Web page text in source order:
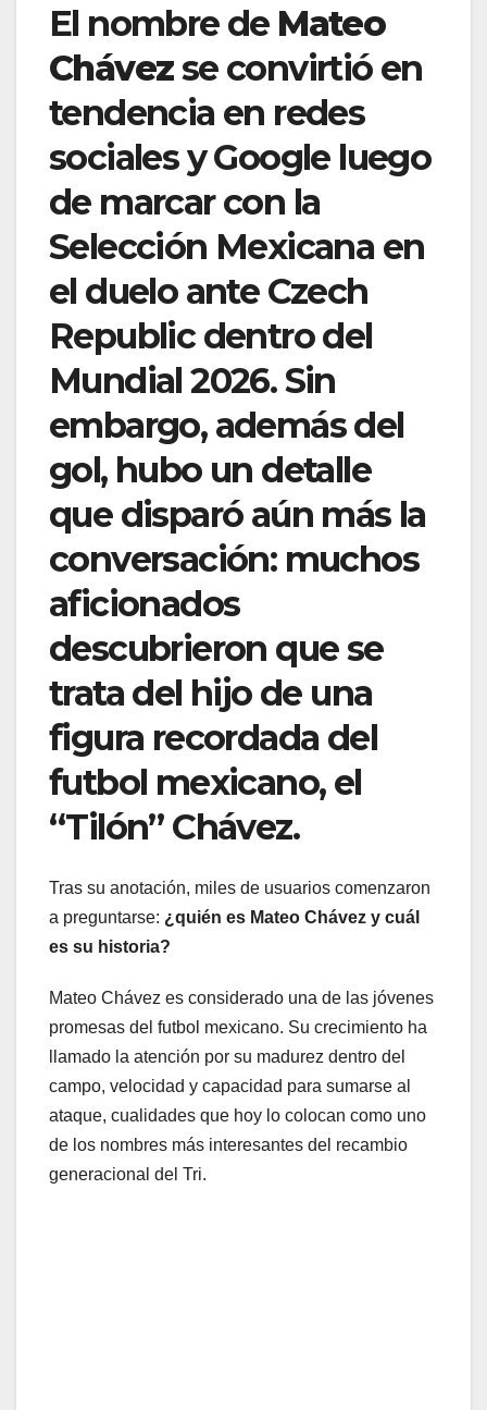
El nombre de Mateo
Chávezse convirtió en
tendencia en redes
sociales y Google luego
de marcar con la
Selección Mexicana en
el duelo ante Czech
Republic dentro del
Mundial 2026. Sin
embargo, además del
gol, hubo un detalle
que disparó aún más la
conversación: muchos
aficionados
descubrieron que se
trata del hijo de una
figura recordada del
futbol mexicano, el
“Tilón” Chávez.
Tras su anotación, miles de usuarios comenzaron
a preguntarse: ¿quién es Mateo Chávez y cuál
es su historia?
Mateo Chávez es considerado una de las jóvenes
promesas del futbol mexicano. Su crecimiento ha
llamado la atención por su madurez dentro del
campo, velocidad y capacidad para sumarse al
ataque, cualidades que hoy lo colocan como uno
de los nombres más interesantes del recambio
generacional del Tri.